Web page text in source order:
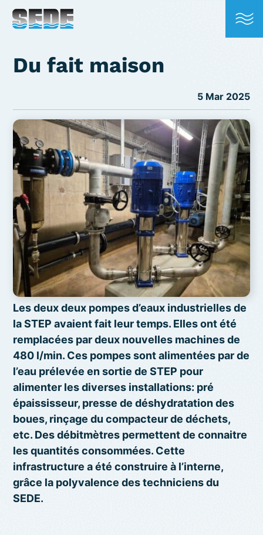
Du fait maison
5 Mar 2025
Les deux deux pompes d’eaux industrielles de
la STEP avaient fait leur temps. Elles ont été
remplacées par deux nouvelles machines de
480 l/min. Ces pompes sont alimentées par de
l’eau prélevée en sortie de STEP pour
alimenter les diverses installations: pré
épaississeur, presse de déshydratation des
boues, rinçage du compacteur de déchets,
etc. Des débitmètres permettent de connaitre
les quantités consommées. Cette
infrastructure a été construire à l’interne,
grâce la polyvalence des techniciens du
SEDE.